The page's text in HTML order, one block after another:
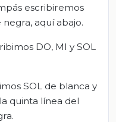
escribiremos
aquí abajo.
DO, MI y SOL
SOL de blanca y
quinta línea del